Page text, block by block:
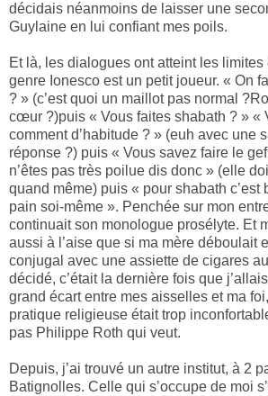
décidais néanmoins de laisser une
Guylaine en lui confiant mes poils.
Et là, les dialogues ont atteint les limites
genre Ionesco est un petit joueur. « On
? » (c’est quoi un maillot pas normal
cœur ?)puis « Vous faites shabath ? » «
comment d’habitude ? » (euh avec une
réponse ?) puis « Vous savez faire le
n’êtes pas très poilue dis donc » (elle
quand même) puis « pour shabath c’est
pain soi-même ». Penchée sur mon
continuait son monologue prosélyte. Et
aussi à l’aise que si ma mère déboulait
conjugal avec une assiette de cigares
décidé, c’était la dernière fois que
grand écart entre mes aisselles et ma
pratique religieuse était trop
pas Philippe Roth qui veut.
Depuis, j’ai trouvé un autre institut, à 2
Batignolles. Celle qui s’occupe de moi